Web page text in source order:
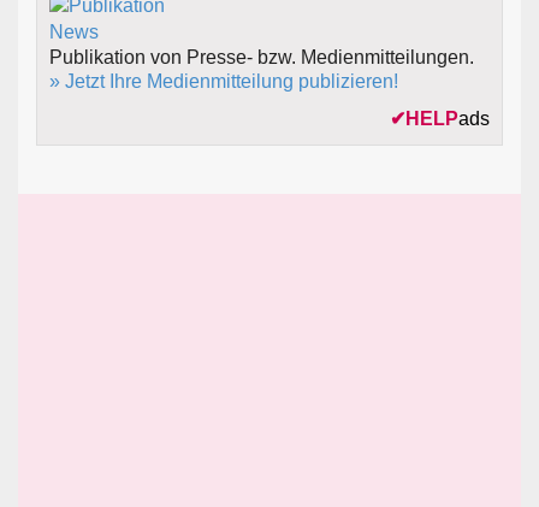
Publikation von Presse- bzw. Medienmitteilungen.
» Jetzt Ihre Medienmitteilung publizieren!
✔ HELPads